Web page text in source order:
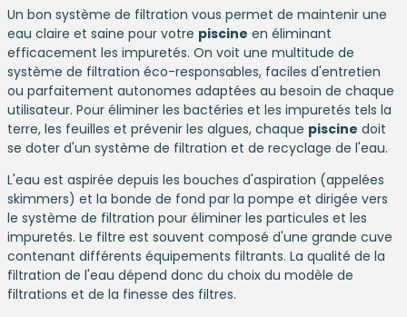
Un bon système de filtration vous permet de maintenir une
eau claire et saine pour votre piscine en éliminant
efficacement les impuretés. On voit une multitude de
système de filtration éco-responsables, faciles d'entretien
ou parfaitement autonomes adaptées au besoin de chaque
utilisateur. Pour éliminer les bactéries et les impuretés tels la
terre, les feuilles et prévenir les algues, chaque piscine doit
se doter d'un système de filtration et de recyclage de l'eau.
L'eau est aspirée depuis les bouches d'aspiration (appelées
skimmers) et la bonde de fond par la pompe et dirigée vers
le système de filtration pour éliminer les particules et les
impuretés. Le filtre est souvent composé d'une grande cuve
contenant différents équipements filtrants. La qualité de la
filtration de l'eau dépend donc du choix du modèle de
filtrations et de la finesse des filtres.